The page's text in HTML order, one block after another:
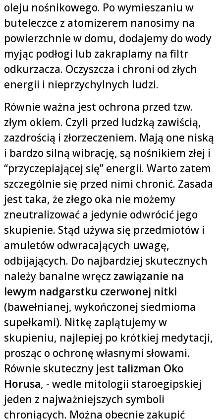
oleju nośnikowego. Po wymieszaniu w
buteleczce z atomizerem nanosimy na
powierzchnie w domu, dodajemy do wody
myjąc podłogi lub zakraplamy na filtr
odkurzacza. Oczyszcza i chroni od złych
energii i nieprzychylnych ludzi.
Równie ważna jest ochrona przed tzw.
złym okiem. Czyli przed ludzką zawiścią,
zazdrością i złorzeczeniem. Mają one niską
i bardzo silną wibrację, są nośnikiem złej i
“przyczepiającej się” energii. Warto zatem
szczególnie się przed nimi chronić. Zasada
jest taka, że złego oka nie możemy
zneutralizować a jedynie odwrócić jego
skupienie. Stąd używa się przedmiotów i
amuletów odwracających uwagę,
odbijających. Do najbardziej skutecznych
należy banalne wręcz zawiązanie na
lewym nadgarstku czerwonej nitki
(bawełnianej, wykończonej siedmioma
supełkami). Nitkę zaplątujemy w
skupieniu, najlepiej po krótkiej medytacji,
prosząc o ochronę własnymi słowami.
Równie skuteczny jest talizman Oko
Horusa, - wedle mitologii staroegipskiej
jeden z najważniejszych symboli
chroniących. Można obecnie zakupić